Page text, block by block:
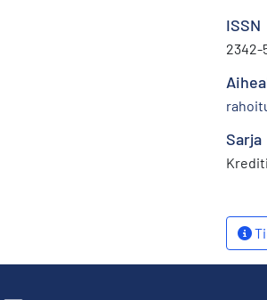
ISSN
2342-
Sarja